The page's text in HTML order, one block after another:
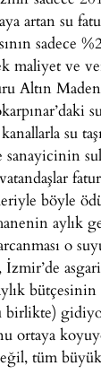
artan su
sadece
maliyet ve
Altın
su
böyle
aylık
o
bütçesinin
birlikte)
ortaya
tüm